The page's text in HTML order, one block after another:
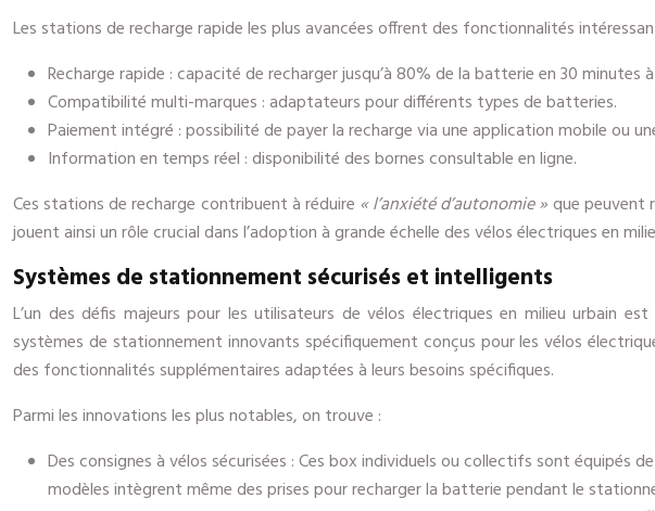
Les stations de recharge rapide les plus avancées offrent des fonctionnalités
Recharge rapide : capacité de recharger jusqu’à 80% de la batterie en 30 minutes à
Compatibilité multi-marques : adaptateurs pour différents types de batteries.
Paiement intégré : possibilité de payer la recharge via une application mobile ou
Information en temps réel : disponibilité des bornes consultable en ligne.
Ces stations de recharge contribuent à réduire « l’anxiété d’autonomie »que peuvent
jouent ainsi un rôle crucial dans l’adoption à grande échelle des vélos électriques en
Systèmes de stationnement sécurisés et intelligents
L’un des défis majeurs pour les utilisateurs de vélos électriques en milieu urbain
systèmes de stationnement innovants spécifiquement conçus pour les vélos
des fonctionnalités supplémentaires adaptées à leurs besoins spécifiques.
Parmi les innovations les plus notables, on trouve :
Des consignes à vélos sécurisées : Ces box individuels ou collectifs sont équipés
modèles intègrent même des prises pour recharger la batterie pendant le